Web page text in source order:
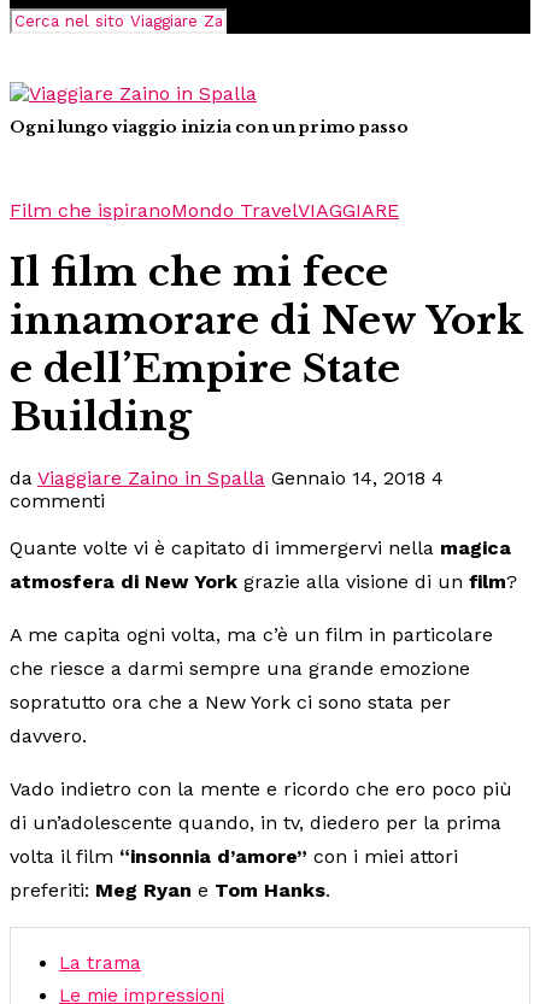
Ogni lungo viaggio inizia con un primo passo
Film che ispiranoMondo TravelVIAGGIARE
Il film che mi fece
innamorare di New York
e dell’Empire State
Building
da Viaggiare Zaino in Spalla Gennaio 14, 2018 4
commenti
Quante volte vi è capitato di immergervi nella magica
atmosfera di New York grazie alla visione di un film?
A me capita ogni volta, ma c’è un film in particolare
che riesce a darmi sempre una grande emozione
sopratutto ora che a New York ci sono stata per
davvero.
Vado indietro con la mente e ricordo che ero poco più
di un’adolescente quando, in tv, diedero per la prima
volta il film “insonnia d’amore” con i miei attori
preferiti: Meg Ryan e Tom Hanks.
La trama
Le mie impressioni